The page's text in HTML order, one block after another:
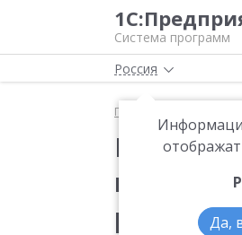
Система программ
Россия
Да,
Главная
Вышла